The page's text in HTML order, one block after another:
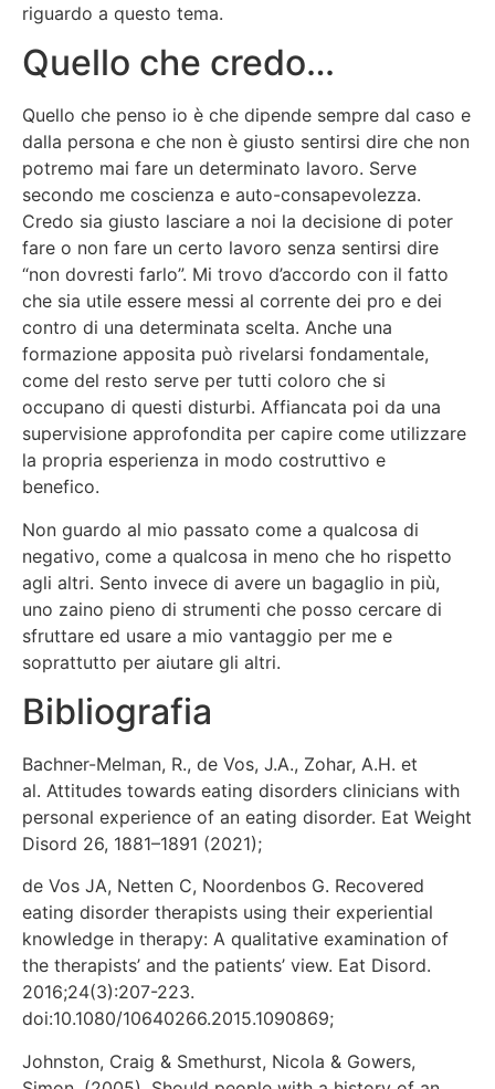
riguardo a questo tema.
Quello che credo…
Quello che penso io è che dipende sempre dal caso e
dalla persona e che non è giusto sentirsi dire che non
potremo mai fare un determinato lavoro. Serve
secondo me coscienza e auto-consapevolezza.
Credo sia giusto lasciare a noi la decisione di poter
fare o non fare un certo lavoro senza sentirsi dire
“non dovresti farlo”. Mi trovo d’accordo con il fatto
che sia utile essere messi al corrente dei pro e dei
contro di una determinata scelta. Anche una
formazione apposita può rivelarsi fondamentale,
come del resto serve per tutti coloro che si
occupano di questi disturbi. Affiancata poi da una
supervisione approfondita per capire come utilizzare
la propria esperienza in modo costruttivo e
benefico.
Non guardo al mio passato come a qualcosa di
negativo, come a qualcosa in meno che ho rispetto
agli altri. Sento invece di avere un bagaglio in più,
uno zaino pieno di strumenti che posso cercare di
sfruttare ed usare a mio vantaggio per me e
soprattutto per aiutare gli altri.
Bibliografia
Bachner-Melman, R., de Vos, J.A., Zohar, A.H. et
al. Attitudes towards eating disorders clinicians with
personal experience of an eating disorder. Eat Weight
Disord 26, 1881–1891 (2021);
de Vos JA, Netten C, Noordenbos G. Recovered
eating disorder therapists using their experiential
knowledge in therapy: A qualitative examination of
the therapists’ and the patients’ view. Eat Disord.
2016;24(3):207-223.
doi:10.1080/10640266.2015.1090869;
Johnston, Craig & Smethurst, Nicola & Gowers,